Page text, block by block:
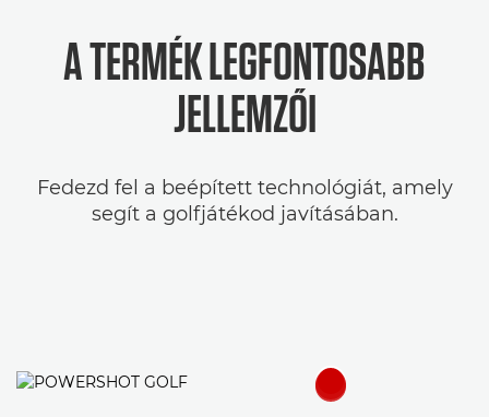
A TERMÉK LEGFONTOSABB
JELLEMZŐI
Fedezd fel a beépített technológiát, amely
segít a golfjátékod javításában.